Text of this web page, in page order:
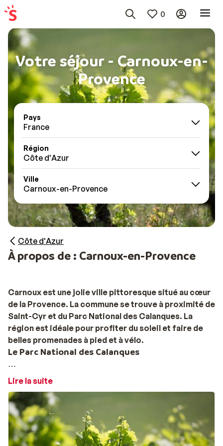
0
Votre séjour - Carnoux-en-
Provence
Pays
France
Région
Côte d'Azur
Ville
Carnoux-en-Provence
Côte d'Azur
À propos de : Carnoux-en-Provence
Carnoux est une jolie ville pittoresque situé au cœur
de la Provence. La commune se trouve à proximité de
Saint-Cyr et du Parc National des Calanques. La
région est idéale pour profiter du soleil et faire de
belles promenades à pied et à vélo.
Le Parc National des Calanques
Les Calanques sont une réserve naturelle composée
forêts de pins et de roches calcaires. Le domaine est
de 8 500 hectares et s'étend sur Marseille, Cassis et La
Ciotat. Le parc naturel est surtout connu pour ses
superbes criques dans les falaises, et le château d'If,
Lire la suite